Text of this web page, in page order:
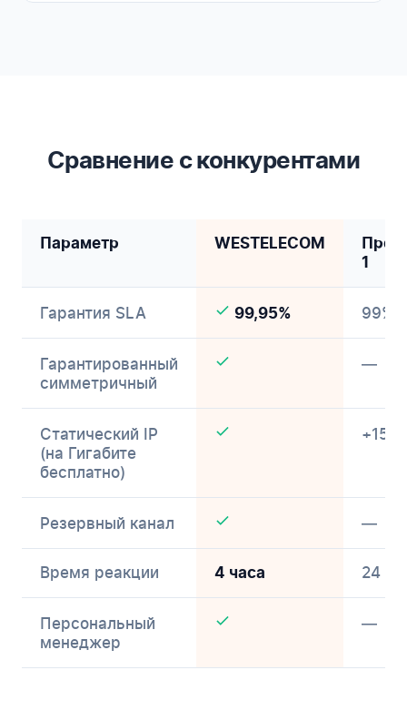
Сравнение с конкурентами
Параметр WESTELECOM
1
Гарантия SLA 99,95% 99%
Гарантированный
симметричный
—
Статический IP
(на Гигабите
бесплатно)
+150
Резервный канал —
Время реакции 4 часа 24
Персональный
менеджер
—